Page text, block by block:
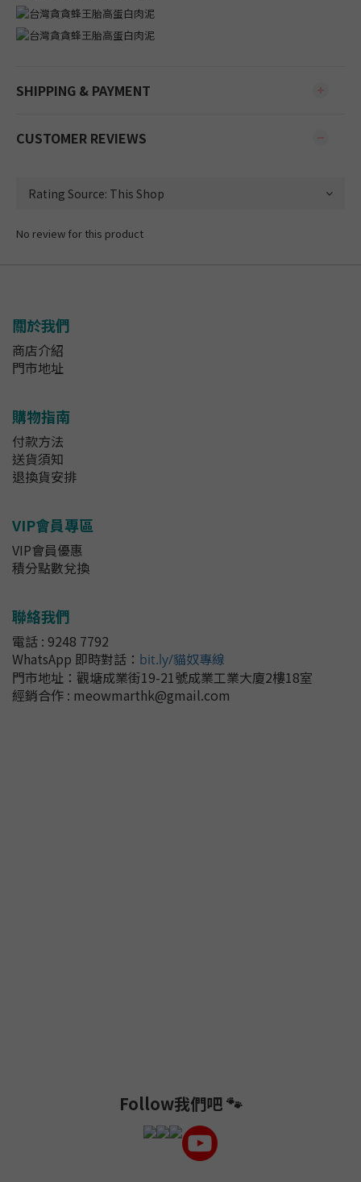
SHIPPING & PAYMENT
CUSTOMER REVIEWS
No review for this product
關於我們
商店介紹
門市地址
購物指南
付款方法
送貨須知
退換貨安排
VIP會員專區
VIP會員優惠
積分點數兌換
聯絡我們
電話 : 9248 7792
WhatsApp 即時對話 ： bit.ly/貓奴專線
門市地址： 觀塘成業街19-21號成業工業大廈2樓18室
經銷合作 : meowmarthk@gmail.com
Follow我們吧 🐾